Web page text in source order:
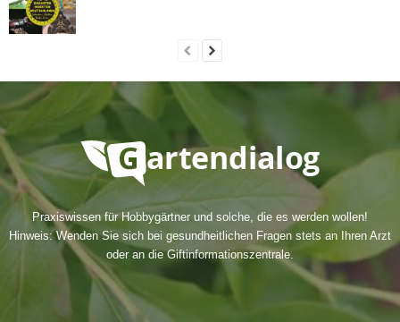
Praxiswissen für Hobbygärtner und solche, die es werden wollen!
Hinweis: Wenden Sie sich bei gesundheitlichen Fragen stets an Ihren Arzt
oder an die Giftinformationszentrale.